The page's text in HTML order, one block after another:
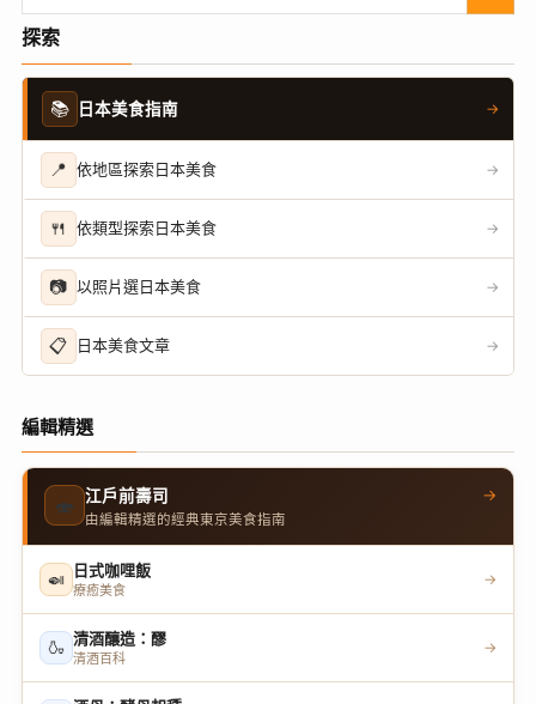
探索
📚 日本美食指南 →
📍 依地區探索日本美食 →
🍴 依類型探索日本美食 →
📷 以照片選日本美食 →
📋 日本美食文章 →
編輯精選
🍣 江戶前壽司
由編輯精選的經典東京美食指南
→
🍛 日式咖哩飯
療癒美食
→
🍶 清酒釀造：醪
清酒百科
→